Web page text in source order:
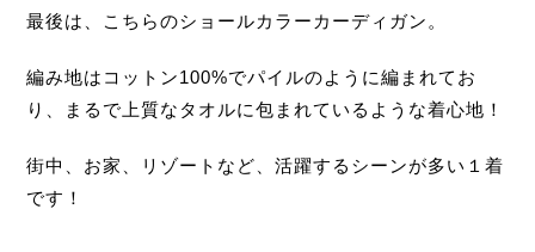
最後は、こちらのショールカラーカーディガン。
編み地はコットン100%でパイルのように編まれてお
り、まるで上質なタオルに包まれているような着心地！
街中、お家、リゾートなど、活躍するシーンが多い１着
です！